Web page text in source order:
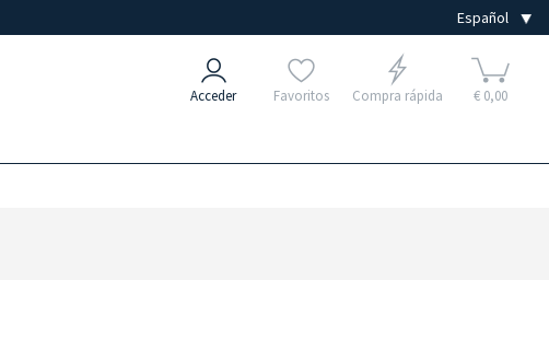
Acceder Favoritos Compra rápida € 0,00